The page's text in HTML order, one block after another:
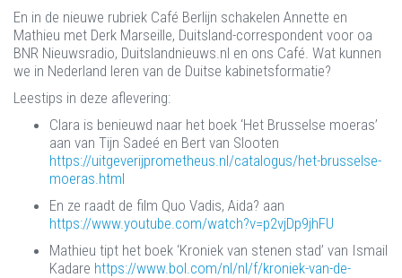
En in de nieuwe rubriek Café Berlijn schakelen Annette en
Mathieu met Derk Marseille, Duitsland-correspondent voor oa
BNR Nieuwsradio, Duitslandnieuws.nl en ons Café. Wat kunnen
we in Nederland leren van de Duitse kabinetsformatie?
Leestips in deze aflevering:
Clara is benieuwd naar het boek ‘Het Brusselse moeras’
aan van Tijn Sadeé en Bert van Slooten
https://uitgeverijprometheus.nl/catalogus/het-brusselse-
moeras.html
En ze raadt de film Quo Vadis, Aida? aan
https://www.youtube.com/watch?v=p2vjDp9jhFU
Mathieu tipt het boek ‘Kroniek van stenen stad’ van Ismail
Kadare https://www.bol.com/nl/nl/f/kroniek-van-de-